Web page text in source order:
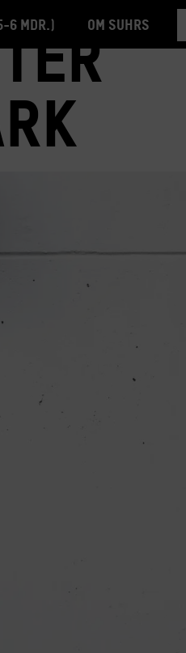
6 mdr.) Om Suhrs